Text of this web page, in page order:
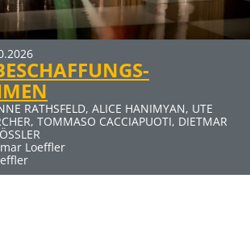
RATHSFELD, ALICE HANIMYAN, UTE
TOMMASO CACCIAPUOTI, DIETMAR
Loeffler
GUT
RENÉ HEINERSDORFF u. a.
Heinersdorff
MÄNNER
NINA PETRI, ANDREAS PETRI
Vögel
UND SIGMAR SOLBACH
Schebat